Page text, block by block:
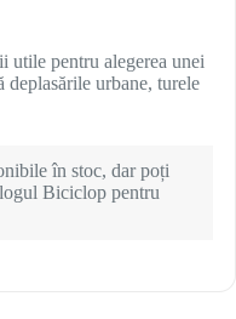
utile pentru alegerea unei
deplasările urbane, turele
în stoc, dar poți
Biciclop pentru